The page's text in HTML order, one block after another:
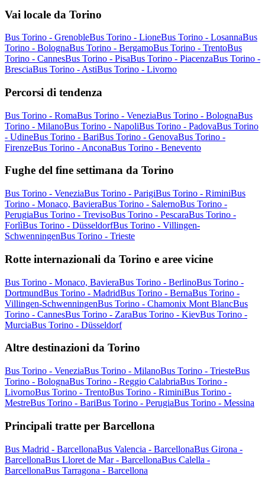
Vai locale da Torino
Bus Torino - GrenobleBus Torino - LioneBus Torino - LosannaBus
Torino - BolognaBus Torino - BergamoBus Torino - TrentoBus
Torino - CannesBus Torino - PisaBus Torino - PiacenzaBus Torino -
BresciaBus Torino - AstiBus Torino - Livorno
Percorsi di tendenza
Bus Torino - RomaBus Torino - VeneziaBus Torino - BolognaBus
Torino - MilanoBus Torino - NapoliBus Torino - PadovaBus Torino
- UdineBus Torino - BariBus Torino - GenovaBus Torino -
FirenzeBus Torino - AnconaBus Torino - Benevento
Fughe del fine settimana da Torino
Bus Torino - VeneziaBus Torino - ParigiBus Torino - RiminiBus
Torino - Monaco, BavieraBus Torino - SalernoBus Torino -
PerugiaBus Torino - TrevisoBus Torino - PescaraBus Torino -
ForlìBus Torino - DüsseldorfBus Torino - Villingen-
SchwenningenBus Torino - Trieste
Rotte internazionali da Torino e aree vicine
Bus Torino - Monaco, BavieraBus Torino - BerlinoBus Torino -
DortmundBus Torino - MadridBus Torino - BernaBus Torino -
Villingen-SchwenningenBus Torino - Chamonix Mont BlancBus
Torino - CannesBus Torino - ZaraBus Torino - KievBus Torino -
MurciaBus Torino - Düsseldorf
Altre destinazioni da Torino
Bus Torino - VeneziaBus Torino - MilanoBus Torino - TriesteBus
Torino - BolognaBus Torino - Reggio CalabriaBus Torino -
LivornoBus Torino - TrentoBus Torino - RiminiBus Torino -
MestreBus Torino - BariBus Torino - PerugiaBus Torino - Messina
Principali tratte per Barcellona
Bus Madrid - BarcellonaBus Valencia - BarcellonaBus Girona -
BarcellonaBus Lloret de Mar - BarcellonaBus Calella -
BarcellonaBus Tarragona - Barcellona